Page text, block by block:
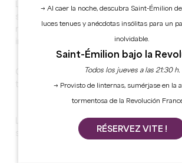
La sala de reuniones, recientemente
natural y del equipamiento profesional,
impresionante sobre los viñedos.
Capacidad de la sala de seminarios: 50
teatro y 25 personas en forma de U
La visita a las bodegas está incluida en
→ Al caer la noche, descubra Saint-Émilion
luces tenues y anécdotas insólitas para un
inolvidable.
Saint-Émilion bajo la
Todos los jueves a las 21:30 h.
→ Provisto de linternas, sumérjase en la
tormentosa de la Revolución
RÉSERVEZ VITE !